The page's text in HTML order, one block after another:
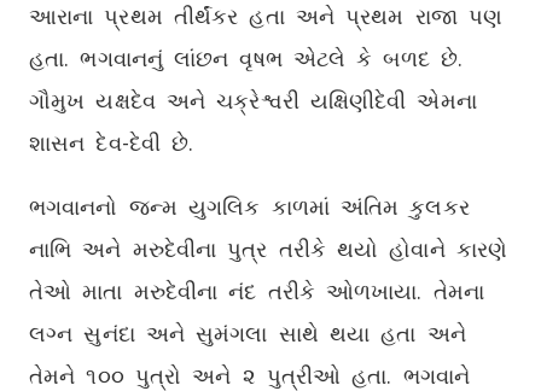
આરાના પ્રથમ તીર્થંકર હતા અને પ્રથમ રાજા પણ
હતા. ભગવાનનું લાંછન વૃષભ એટલે કે બળદ છે.
ગૌમુખ યક્ષદેવ અને ચક્રેશ્વરી યક્ષિણીદેવી એમના
શાસન દેવ-દેવી છે.
ભગવાનનો જન્મ યુગલિક કાળમાં અંતિમ કુલકર
નાભિ અને મરુદેવીના પુત્ર તરીકે થયો હોવાને કારણે
તેઓ માતા મરુદેવીના નંદ તરીકે ઓળખાયા. તેમના
લગ્ન સુનંદા અને સુમંગલા સાથે થયા હતા અને
તેમને ૧૦૦ પુત્રો અને ૨ પુત્રીઓ હતા. ભગવાને